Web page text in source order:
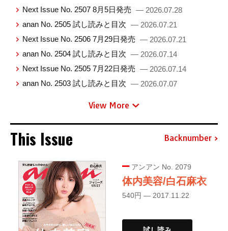
Next Issue No. 2507 8月5日発売 — 2026.07.28
anan No. 2505 試し読みと目次 — 2026.07.21
Next Issue No. 2506 7月29日発売 — 2026.07.21
anan No. 2504 試し読みと目次 — 2026.07.14
Next Issue No. 2505 7月22日発売 — 2026.07.14
anan No. 2503 試し読みと目次 — 2026.07.07
View More
This Issue Backnumber
アンアン No. 2079
体内美容/白石麻衣
540円 — 2017.11.22